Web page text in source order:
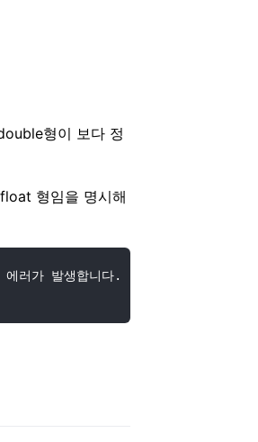
형이 보다 정
형임을 명시해
러가 발생합니다.